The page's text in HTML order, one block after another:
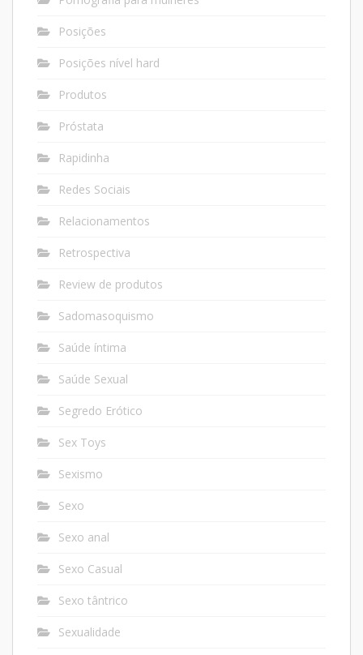
Posições
Posições nível hard
Produtos
Próstata
Rapidinha
Redes Sociais
Relacionamentos
Retrospectiva
Review de produtos
Sadomasoquismo
Saúde íntima
Saúde Sexual
Segredo Erótico
Sex Toys
Sexismo
Sexo
Sexo anal
Sexo Casual
Sexo tântrico
Sexualidade